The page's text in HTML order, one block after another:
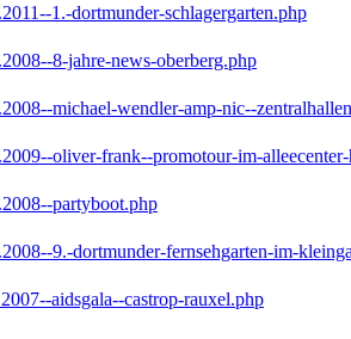
1.-dortmunder-schlagergarten.php
8-jahre-news-oberberg.php
michael-wendler-amp-nic--
oliver-frank--promotour-im-
partyboot.php
9.-dortmunder-fernsehgarten-im-
aidsgala--castrop-rauxel.php